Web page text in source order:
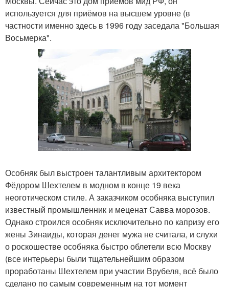
используется для приёмов на высшем уровне (в
частности именно здесь в 1996 году заседала "Большая
Восьмерка".
Особняк был выстроен талантливым архитектором
Фёдором Шехтелем в модном в конце 19 века
неоготическом стиле. А заказчиком особняка выступил
известный промышленник и меценат Савва морозов.
Однако строился особняк исключительно по капризу его
жены Зинаиды, которая денег мужа не считала, и слухи
о роскошестве особняка быстро облетели всю Москву
(все интерьеры были тщательнейшим образом
проработаны Шехтелем при участии Врубеля, всё было
сделано по самым современным на тот момент